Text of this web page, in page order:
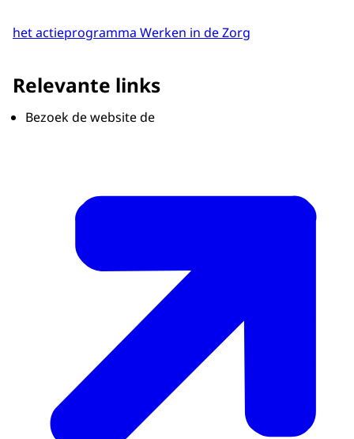
het actieprogramma Werken in de Zorg
Relevante links
Bezoek de website de